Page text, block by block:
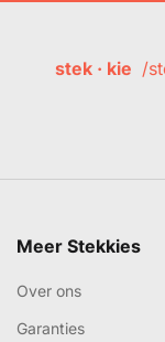
stek · kie /
Meer Stekkies
Over ons
Garanties